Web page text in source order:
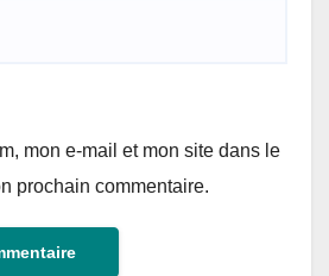
mon e-mail et mon site dans le
prochain commentaire.